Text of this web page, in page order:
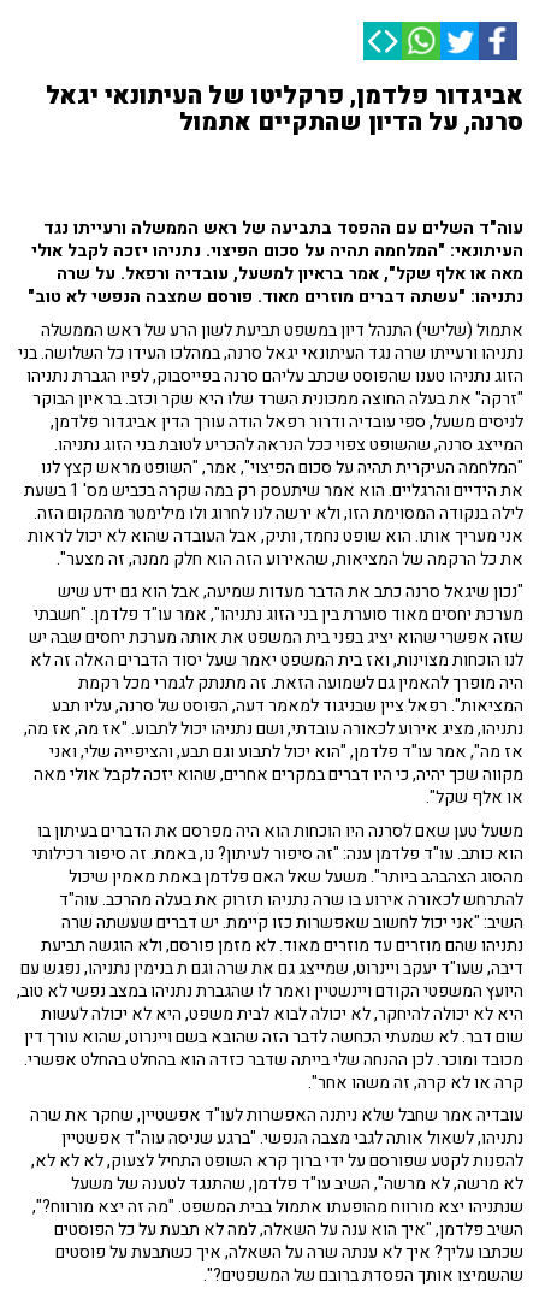
אביגדור פלדמן, פרקליטו של העיתונאי יגאל
סרנה, על הדיון שהתקיים אתמול
עוה"ד השלים עם ההפסד בתביעה של ראש הממשלה ורעייתו נגד
העיתונאי: "המלחמה תהיה על סכום הפיצוי. נתניהו יזכה לקבל אולי
מאה או אלף שקל", אמר בראיון למשעל, עובדיה ורפאל. על שרה
נתניהו: "עשתה דברים מוזרים מאוד. פורסם שמצבה הנפשי לא טוב"
אתמול (שלישי) התנהל דיון במשפט תביעת לשון הרע של ראש הממשלה
נתניהו ורעייתו שרה נגד העיתונאי יגאל סרנה, במהלכו העידו כל השלושה. בני
הזוג נתניהו טענו שהפוסט שכתב עליהם סרנה בפייסבוק, לפיו הגברת נתניהו
"זרקה" את בעלה החוצה ממכונית השרד שלו היא שקר וכזב. בראיון הבוקר
לניסים משעל, ספי עובדיה ודרור רפאל הודה עורך הדין אביגדור פלדמן,
המייצג סרנה, שהשופט צפוי ככל הנראה להכריע לטובת בני הזוג נתניהו.
"המלחמה העיקרית תהיה על סכום הפיצוי", אמר, "השופט מראש קצץ לנו
את הידיים והרגליים. הוא אמר שיתעסק רק במה שקרה בכביש מס' 1 בשעת
לילה בנקודה המסוימת הזו, ולא ירשה לנו לחרוג ולו מילימטר מהמקום הזה.
אני מעריך אותו. הוא שופט נחמד, ותיק, אבל העובדה שהוא לא יכול לראות
את כל הרקמה של המציאות, שהאירוע הזה הוא חלק ממנה, זה מצער".
"נכון שיגאל סרנה כתב את הדבר מעדות שמיעה, אבל הוא גם ידע שיש
מערכת יחסים מאוד סוערת בין בני הזוג נתניהו", אמר עו"ד פלדמן. "חשבתי
שזה אפשרי שהוא יציג בפני בית המשפט את אותה מערכת יחסים שבה יש
לנו הוכחות מצוינות, ואז בית המשפט יאמר שעל יסוד הדברים האלה זה לא
היה מופרך להאמין גם לשמועה הזאת. זה מתנתק לגמרי מכל רקמת
המציאות". רפאל ציין שבניגוד למאמר דעה, הפוסט של סרנה, עליו תבע
נתניהו, מציג אירוע לכאורה עובדתי, ושם נתניהו יכול לתבוע. "אז מה, אז מה,
אז מה", אמר עו"ד פלדמן, "הוא יכול לתבוע וגם תבע, והציפייה שלי, ואני
מקווה שכך יהיה, כי היו דברים במקרים אחרים, שהוא יזכה לקבל אולי מאה
או אלף שקל".
משעל טען שאם לסרנה היו הוכחות הוא היה מפרסם את הדברים בעיתון בו
הוא כותב. עו"ד פלדמן ענה: "זה סיפור לעיתון? נו, באמת. זה סיפור רכילותי
מהסוג הצהבהב ביותר". משעל שאל האם פלדמן באמת מאמין שיכול
להתרחש לכאורה אירוע בו שרה נתניהו תזרוק את בעלה מהרכב. עוה"ד
השיב: "אני יכול לחשוב שאפשרות כזו קיימת. יש דברים שעשתה שרה
נתניהו שהם מוזרים עד מוזרים מאוד. לא מזמן פורסם, ולא הוגשה תביעת
דיבה, שעו"ד יעקב ויינרוט, שמייצג גם את שרה וגם ת בנימין נתניהו, נפגש עם
היועץ המשפטי הקודם ויינשטיין ואמר לו שהגברת נתניהו במצב נפשי לא טוב,
היא לא יכולה להיחקר, לא יכולה לבוא לבית משפט, היא לא יכולה לעשות
שום דבר. לא שמעתי הכחשה לדבר הזה שהובא בשם ויינרוט, שהוא עורך דין
מכובד ומוכר. לכן ההנחה שלי בייתה שדבר כזדה הוא בהחלט בהחלט אפשרי.
קרה או לא קרה, זה משהו אחר".
עובדיה אמר שחבל שלא ניתנה האפשרות לעו"ד אפשטיין, שחקר את שרה
נתניהו, לשאול אותה לגבי מצבה הנפשי. "ברגע שניסה עוה"ד אפשטיין
להפנות לקטע שפורסם על ידי ברוך קרא השופט התחיל לצעוק, לא לא לא,
לא מרשה, לא מרשה", השיב עו"ד פלדמן, שהתנגד לטענה של משעל
שנתניהו יצא מורווח מהופעתו אתמול בבית המשפט. "מה זה יצא מורווח?",
השיב פלדמן, "איך הוא ענה על השאלה, למה לא תבעת על כל הפוסטים
שכתבו עליך? איך לא ענתה שרה על השאלה, איך כשתבעת על פוסטים
שהשמיצו אותך הפסדת ברובם של המשפטים?".